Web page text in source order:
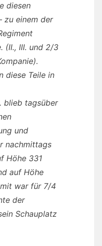
diesen
zu einem der
(II., III. und 2/3
diese Teile in
blieb tagsüber
und
nachmittags
Höhe 331
auf Höhe
war für 7/4
der
Schauplatz